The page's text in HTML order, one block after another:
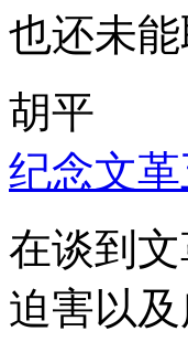
也还未能
胡平
纪念文
在谈到
迫害以